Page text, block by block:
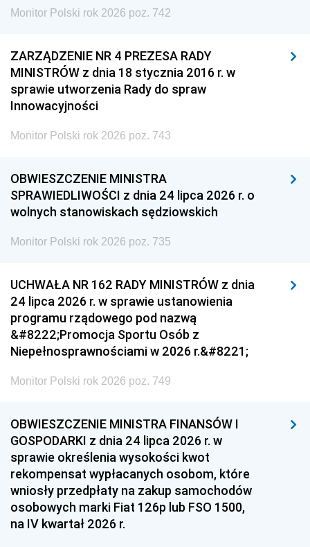
Monitor Polski rok 2026 poz. 742
ZARZĄDZENIE NR 4 PREZESA RADY
MINISTRÓW z dnia 18 stycznia 2016 r. w
sprawie utworzenia Rady do spraw
Innowacyjności
Monitor Polski rok 2026 poz. 743
OBWIESZCZENIE MINISTRA
SPRAWIEDLIWOŚCI z dnia 24 lipca 2026 r. o
wolnych stanowiskach sędziowskich
Monitor Polski rok 2026 poz. 735
UCHWAŁA NR 162 RADY MINISTRÓW z dnia
24 lipca 2026 r. w sprawie ustanowienia
programu rządowego pod nazwą
&#8222;Promocja Sportu Osób z
Niepełnosprawnościami w 2026 r.&#8221;
Monitor Polski rok 2026 poz. 749
OBWIESZCZENIE MINISTRA FINANSÓW I
GOSPODARKI z dnia 24 lipca 2026 r. w
sprawie określenia wysokości kwot
rekompensat wypłacanych osobom, które
wniosły przedpłaty na zakup samochodów
osobowych marki Fiat 126p lub FSO 1500,
na IV kwartał 2026 r.